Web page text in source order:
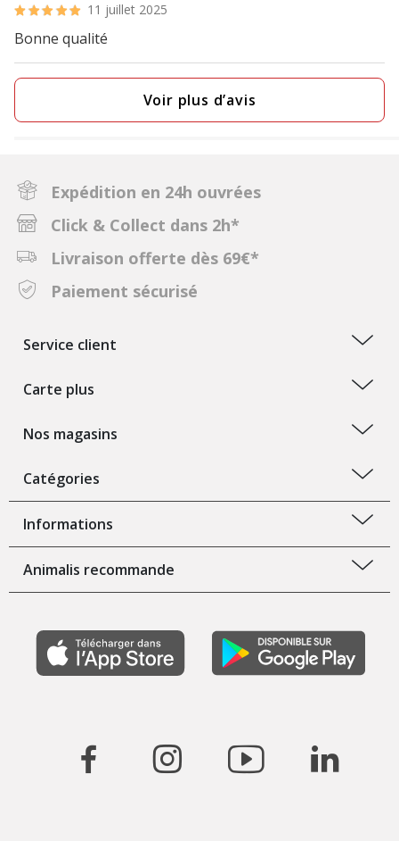
11 juillet 2025
Bonne qualité
Voir plus d’avis
Expédition en 24h ouvrées
Click & Collect dans 2h*
Livraison offerte dès 69€*
Paiement sécurisé
Service client
Carte plus
Nos magasins
Catégories
Informations
Animalis recommande